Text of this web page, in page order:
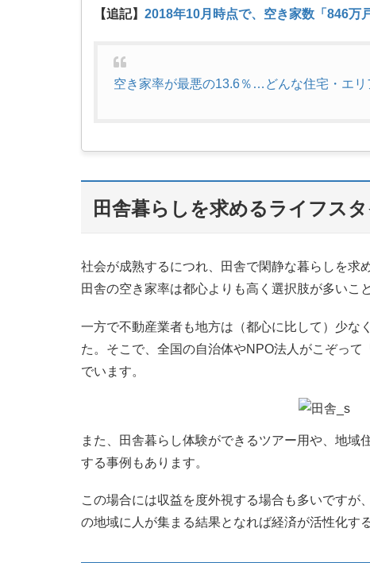
【追記】 2018年10月時点で、空き家数「846万
空き家率が最悪の13.6％…どんな住宅・エリ
田舎暮らしを求めるライフス
社会が成熟するにつれ、田舎で閑静な暮らしを求
田舎の空き家率は都心よりも高く選択肢が多いこ
一方で不動産業者も地方は（都心に比して）少な
た。そこで、全国の自治体やNPO法人がこぞっ
でいます。
また、田舎暮らし体験ができるツアー用や、地域
する事例もあります。
この場合には収益を度外視する場合も多いですが
の地域に人が集まる結果となれば経済が活性化す